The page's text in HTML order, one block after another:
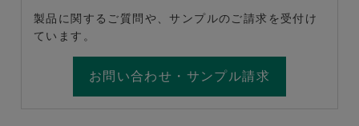
製品に関するご質問や、サンプルのご請求を受付け
ています。
お問い合わせ・サンプル請求